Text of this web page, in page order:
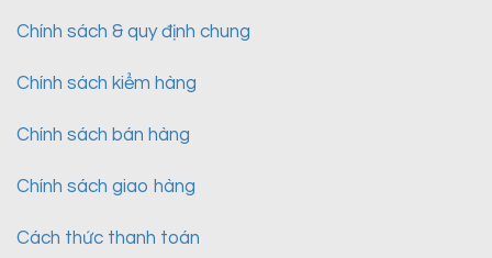
Chính sách & quy định chung
Chính sách kiểm hàng
Chính sách bán hàng
Chính sách giao hàng
Cách thức thanh toán